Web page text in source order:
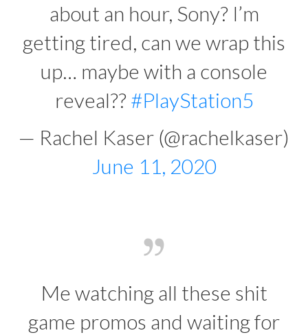
about an hour, Sony? I’m
getting tired, can we wrap this
up… maybe with a console
reveal?? #PlayStation5
— Rachel Kaser (@rachelkaser)
June 11, 2020
Me watching all these shit
game promos and waiting for